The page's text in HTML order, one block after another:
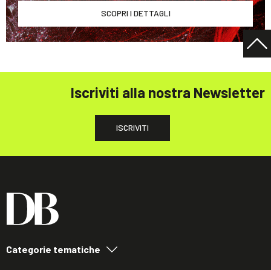
SCOPRI I DETTAGLI
Iscriviti alla nostra Newsletter
ISCRIVITI
Categorie tematiche